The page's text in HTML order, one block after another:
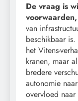
De vraag is
voorwaarden,
van
beschikbaar
het Vitens-
kranen, maar
bredere
autonomie
overvloed naar